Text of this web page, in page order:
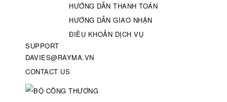
HƯỚNG DẪN THANH TOÁN
HƯỚNG DẪN GIAO NHẬN
ĐIỀU KHOẢN DỊCH VỤ
SUPPORT
DAVIES@RAYMA.VN
CONTACT US